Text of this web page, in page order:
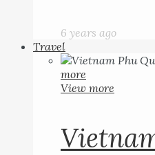
6 years ago
Travel
more
View more